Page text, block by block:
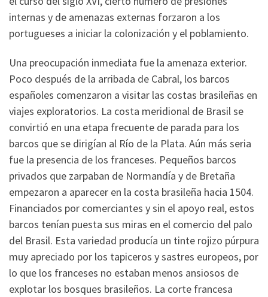
internas y de amenazas externas forzaron a los
portugueses a iniciar la colonización y el poblamiento.
Una preocupación inmediata fue la amenaza exterior.
Poco después de la arribada de Cabral, los barcos
españoles comenzaron a visitar las costas brasileñas en
viajes exploratorios. La costa meridional de Brasil se
convirtió en una etapa frecuente de parada para los
barcos que se dirigían al Río de la Plata. Aún más seria
fue la presencia de los franceses. Pequeños barcos
privados que zarpaban de Normandía y de Bretaña
empezaron a aparecer en la costa brasileña hacia 1504.
Financiados por comerciantes y sin el apoyo real, estos
barcos tenían puesta sus miras en el comercio del palo
del Brasil. Esta variedad producía un tinte rojizo púrpura
muy apreciado por los tapiceros y sastres europeos, por
lo que los franceses no estaban menos ansiosos de
explotar los bosques brasileños. La corte francesa